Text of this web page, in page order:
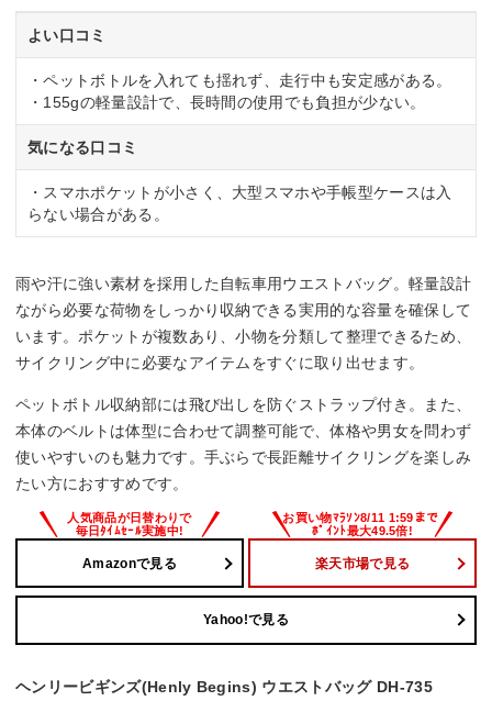
よい口コミ
・ペットボトルを入れても揺れず、走行中も安定感がある。
・155gの軽量設計で、長時間の使用でも負担が少ない。
気になる口コミ
・スマホポケットが小さく、大型スマホや手帳型ケースは入
らない場合がある。
雨や汗に強い素材を採用した自転車用ウエストバッグ。軽量設計
ながら必要な荷物をしっかり収納できる実用的な容量を確保して
います。ポケットが複数あり、小物を分類して整理できるため、
サイクリング中に必要なアイテムをすぐに取り出せます。
ペットボトル収納部には飛び出しを防ぐストラップ付き。また、
本体のベルトは体型に合わせて調整可能で、体格や男女を問わず
使いやすいのも魅力です。手ぶらで長距離サイクリングを楽しみ
たい方におすすめです。
Amazonで見る 楽天市場で見る
Yahoo!で見る
ヘンリービギンズ(Henly Begins) ウエストバッグ DH-735